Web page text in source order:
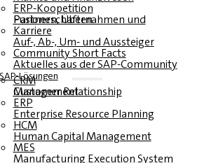
ERP-Koopetition
Fusionen, Übernahmen und Partnerschaften
Karriere
Auf-, Ab-, Um- und Aussteiger
Community Short Facts
Aktuelles aus der SAP-Community
SAP-Lösungen
CRM
Customer Relationship Management
ERP
Enterprise Resource Planning
HCM
Human Capital Management
MES
Manufacturing Execution System